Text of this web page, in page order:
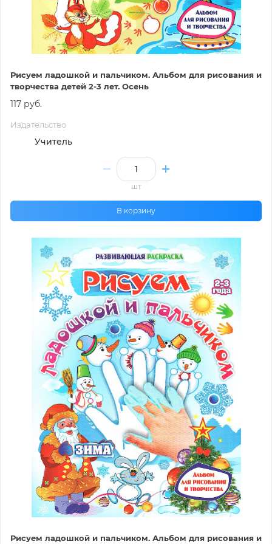
Рисуем ладошкой и пальчиком. Альбом для рисования и
творчества детей 2-3 лет. Осень
117 руб.
Издательство
Учитель
шт
В корзину
Рисуем ладошкой и пальчиком. Альбом для рисования и